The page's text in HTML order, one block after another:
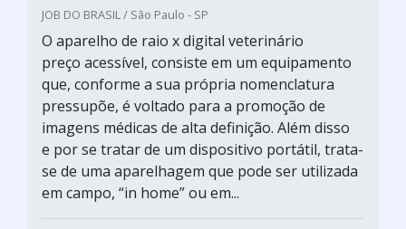
JOB DO BRASIL / São Paulo - SP
O aparelho de raio x digital veterinário
preço acessível, consiste em um equipamento
que, conforme a sua própria nomenclatura
pressupõe, é voltado para a promoção de
imagens médicas de alta definição. Além disso
e por se tratar de um dispositivo portátil, trata-
se de uma aparelhagem que pode ser utilizada
em campo, “in home” ou em...